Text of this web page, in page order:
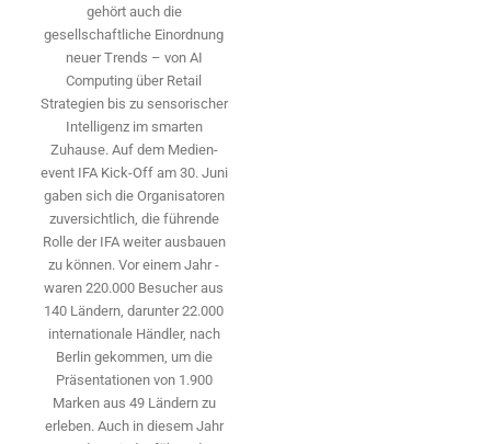
gehört auch die
gesellschaftliche Einordnung
neuer Trends – von AI
Computing über Retail
Strategien bis zu sensorischer
Intelligenz im smarten
Zuhause. Auf dem Medien­
event IFA Kick-Off am 30. Juni
gaben sich die Organisatoren
zuversichtlich, die führende
Rolle der IFA weiter ausbauen
zu können. Vor einem Jahr ­
waren 220.000 Besucher aus
140 ­Ländern, ­darunter 22.000
internationale Händler, nach
Berlin gekommen, um die
Präsen­tationen von 1.900
Marken aus 49 Ländern zu
erleben. Auch in diesem Jahr